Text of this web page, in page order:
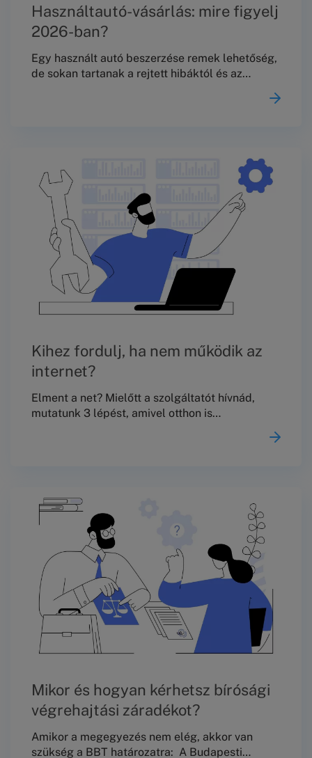
Használtautó-vásárlás: mire figyelj
2026-ban?
Egy használt autó beszerzése remek lehetőség,
de sokan tartanak a rejtett hibáktól és az
sokat csökkenthető előélet-ellenőrzéssel,
független állapotfelméréssel, „tiszta”
szerződéssel és dokumentálással.
Kihez fordulj, ha nem működik az
internet?
Elment a net? Mielőtt a szolgáltatót hívnád,
mutatunk 3 lépést, amivel otthon is
kapcsán.Mit tehetsz, ha nem működik az
internet? Az internet megszűnése egyszerre
okoz bizonytalanságot és frusztrációt, mert nem
tudjuk, hol a hiba, nálunk, vagy a szolgáltatónál.
Mikor és hogyan kérhetsz bírósági
végrehajtási záradékot?
Amikor a megegyezés nem elég, akkor van
szükség a BBT határozatra: A Budapesti